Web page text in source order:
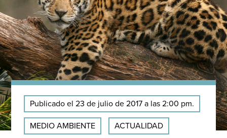
Publicado el 23 de julio de 2017 a las 2:00 pm.
MEDIO AMBIENTE ACTUALIDAD